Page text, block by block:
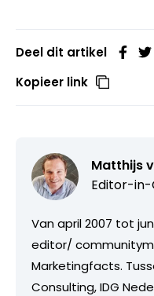
Deel dit artikel
Kopieer link
Matthijs
Editor-in-
Van april 2007 tot
editor/
Marketingfacts.
Consulting, IDG